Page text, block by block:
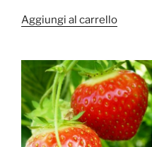
Aggiungi al carrello